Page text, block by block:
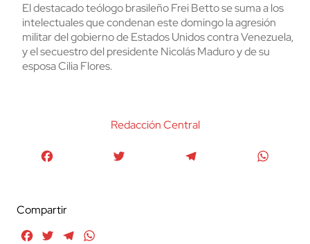
El destacado teólogo brasileño Frei Betto se suma a los
intelectuales que condenan este domingo la agresión
militar del gobierno de Estados Unidos contra Venezuela,
y el secuestro del presidente Nicolás Maduro y de su
esposa Cilia Flores.
Redacción Central
Compartir
FacebookTwitterTelegram